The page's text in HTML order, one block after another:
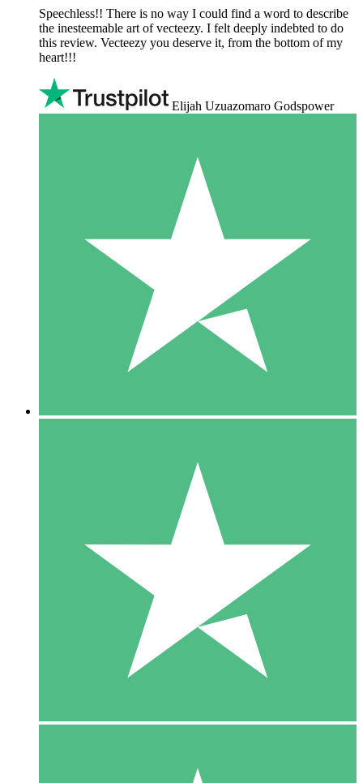
Speechless!! There is no way I could find a word to describe
the inesteemable art of vecteezy. I felt deeply indebted to do
this review. Vecteezy you deserve it, from the bottom of my
heart!!!
Elijah Uzuazomaro Godspower